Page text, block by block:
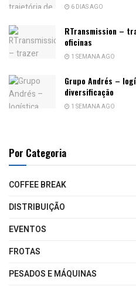
6 DIAS AGO
RTransmission –
oficinas
1 SEMANA AGO
Grupo Andrés –
diversificação
1 SEMANA AGO
Por Categoria
COFFEE BREAK
DISTRIBUIÇÃO
EVENTOS
FROTAS
PESADOS E MÁQUINAS